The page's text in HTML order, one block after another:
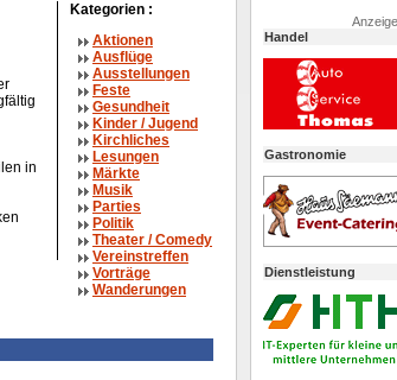
in
Kategorien :
Aktionen
Ausflüge
Ausstellungen
Feste
Gesundheit
Kinder / Jugend
Kirchliches
Lesungen
Märkte
Musik
Parties
Politik
Theater /Comedy
Vereinstreffen
Vorträge
Wanderungen
Handel
Gastronomie
Dienstleistung